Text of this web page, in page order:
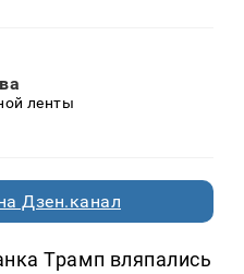
ленты
Дзен.канал
Трамп вляпались